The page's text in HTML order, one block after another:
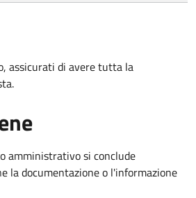
assicurati di avere tutta la
amministrativo si conclude
la documentazione o l'informazione